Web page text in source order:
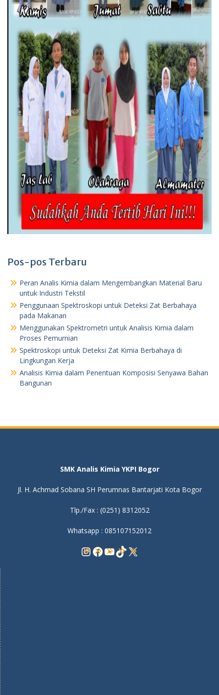
Pos-pos Terbaru
Peran Analis Kimia dalam Mengembangkan Material Baru
untuk Industri Tekstil
Penggunaan Spektroskopi untuk Deteksi Zat Berbahaya
pada Makanan
Menggunakan Spektrometri untuk Analisis Kimia dalam
Proses Pemurnian
Spektroskopi untuk Deteksi Zat Kimia Berbahaya di
Lingkungan Kerja
Analisis Kimia dalam Penentuan Komposisi Senyawa Bahan
Bangunan
SMK Analis Kimia YKPI Bogor
Jl. H. Achmad Sobana SH Perumnas Bantarjati Kota Bogor
Tlp./Fax : (0251) 8312052
Whatsapp : 085107152012
Instagram
Facebook
YouTube
TikTok
X